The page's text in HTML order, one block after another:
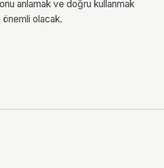
anlamak ve doğru kullanmak
önemli olacak.